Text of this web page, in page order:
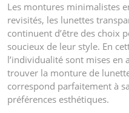
Les montures minimalistes
revisités, les lunettes
continuent d’être des choix
soucieux de leur style. En
l’individualité sont mises en
trouver la monture de
correspond parfaitement à
préférences esthétiques.